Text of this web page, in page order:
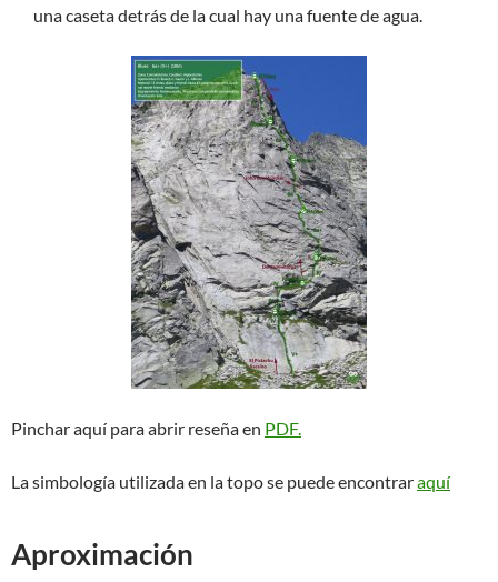
una caseta detrás de la cual hay una fuente de agua.
Pinchar aquí para abrir reseña en PDF.
La simbología utilizada en la topo se puede encontraraquí
Aproximación